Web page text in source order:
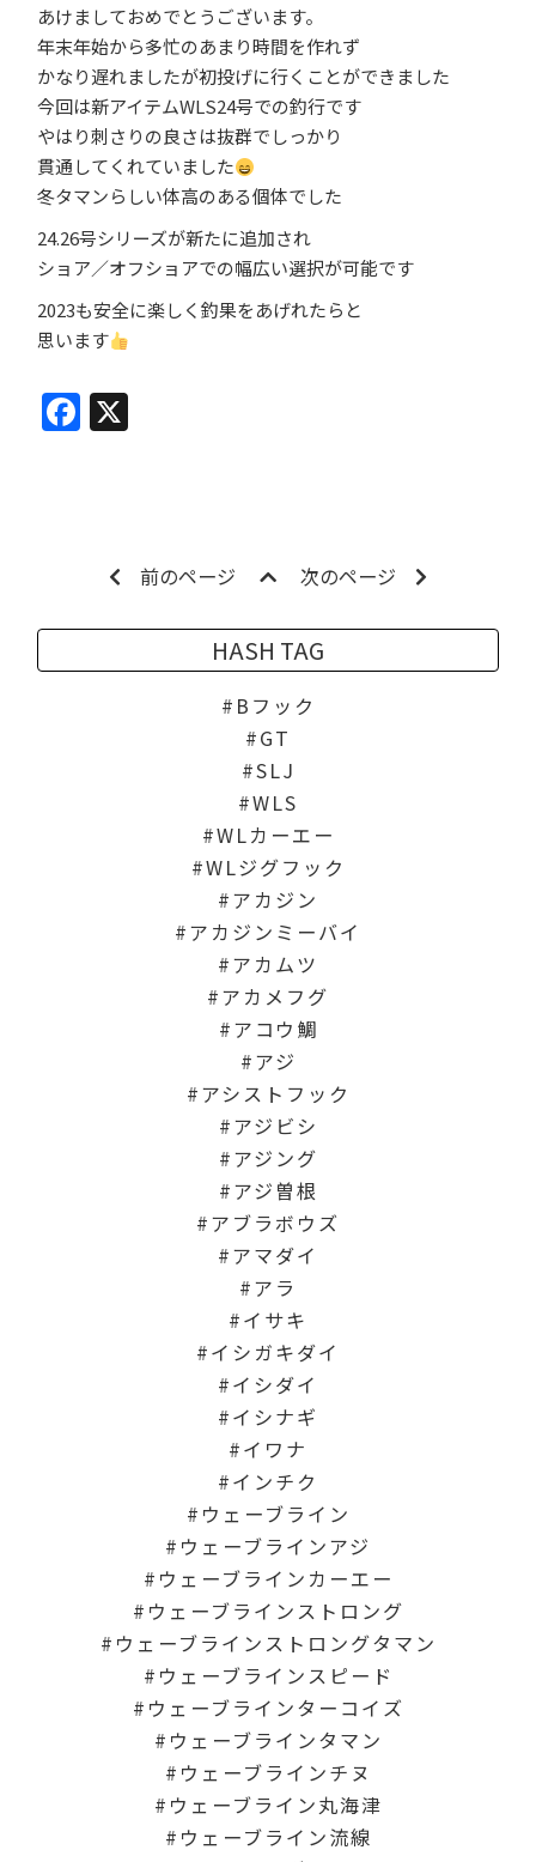
あけましておめでとうございます。
年末年始から多忙のあまり時間を作れず
かなり遅れましたが初投げに行くことができました
今回は新アイテムWLS24号での釣行です
やはり刺さりの良さは抜群でしっかり
貫通してくれていました
冬タマンらしい体高のある個体でした
24.26号シリーズが新たに追加され
ショア／オフショアでの幅広い選択が可能です
2023も安全に楽しく釣果をあげれたらと
思います
Facebook
前のページ 次のページ
HASH TAG
Bフック
GT
SLJ
WLS
WLカーエー
WLジグフック
アカジン
アカジンミーバイ
アカムツ
アカメフグ
アコウ鯛
アジ
アシストフック
アジビシ
アジング
アジ曽根
アブラボウズ
アマダイ
アラ
イサキ
イシガキダイ
イシダイ
イシナギ
イワナ
インチク
ウェーブライン
ウェーブラインアジ
ウェーブラインカーエー
ウェーブラインストロング
ウェーブラインストロングタマン
ウェーブラインスピード
ウェーブラインターコイズ
ウェーブラインタマン
ウェーブラインチヌ
ウェーブライン丸海津
ウェーブライン流線